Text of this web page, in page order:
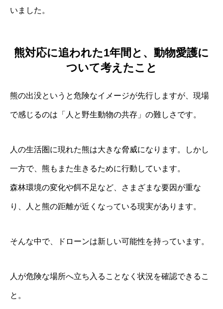
いました。
熊対応に追われた1年間と、動物愛護に
ついて考えたこと
熊の出没というと危険なイメージが先行しますが、現場
で感じるのは「人と野生動物の共存」の難しさです。
人の生活圏に現れた熊は大きな脅威になります。しかし
一方で、熊もまた生きるために行動しています。
森林環境の変化や餌不足など、さまざまな要因が重な
り、人と熊の距離が近くなっている現実があります。
そんな中で、ドローンは新しい可能性を持っています。
人が危険な場所へ立ち入ることなく状況を確認できるこ
と。